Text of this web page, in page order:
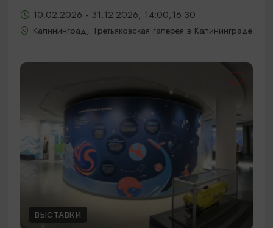
10.02.2026 - 31.12.2026, 14:00,16:30
Калининград, Третьяковская галерея в Калининграде
ВЫСТАВКИ